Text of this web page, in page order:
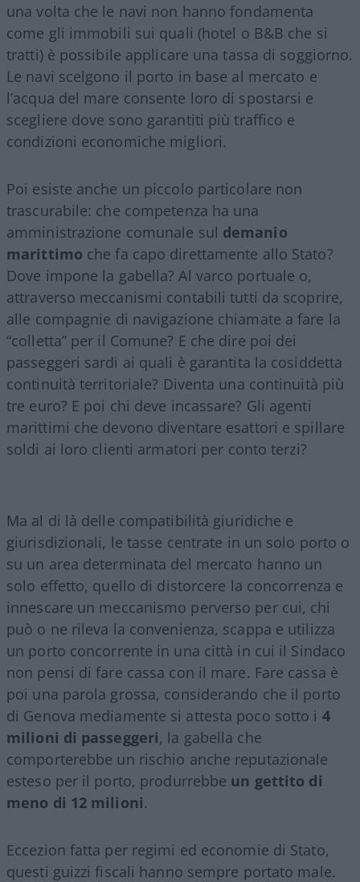
una volta che le navi non hanno fondamenta
come gli immobili sui quali (hotel o B&B che si
tratti) è possibile applicare una tassa di soggiorno.
Le navi scelgono il porto in base al mercato e
l’acqua del mare consente loro di spostarsi e
scegliere dove sono garantiti più traffico e
condizioni economiche migliori.
Poi esiste anche un piccolo particolare non
trascurabile: che competenza ha una
amministrazione comunale sul demanio
marittimo che fa capo direttamente allo Stato?
Dove impone la gabella? Al varco portuale o,
attraverso meccanismi contabili tutti da scoprire,
alle compagnie di navigazione chiamate a fare la
“colletta” per il Comune? E che dire poi dei
passeggeri sardi ai quali è garantita la cosiddetta
continuità territoriale? Diventa una continuità più
tre euro? E poi chi deve incassare? Gli agenti
marittimi che devono diventare esattori e spillare
soldi ai loro clienti armatori per conto terzi?
Ma al di là delle compatibilità giuridiche e
giurisdizionali, le tasse centrate in un solo porto o
su un area determinata del mercato hanno un
solo effetto, quello di distorcere la concorrenza e
innescare un meccanismo perverso per cui, chi
può o ne rileva la convenienza, scappa e utilizza
un porto concorrente in una città in cui il Sindaco
non pensi di fare cassa con il mare. Fare cassa è
poi una parola grossa, considerando che il porto
di Genova mediamente si attesta poco sotto i 4
milioni di passeggeri, la gabella che
comporterebbe un rischio anche reputazionale
esteso per il porto, produrrebbe un gettito di
meno di 12 milioni.
Eccezion fatta per regimi ed economie di Stato,
questi guizzi fiscali hanno sempre portato male.